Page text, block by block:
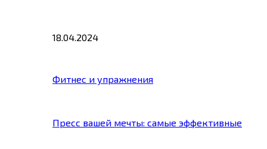
18.04.2024
Фитнес и упражнения
Пресс вашей мечты: самые эффективные